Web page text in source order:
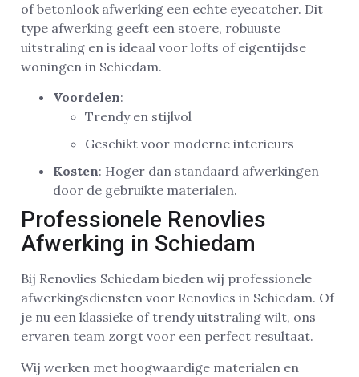
of betonlook afwerking een echte eyecatcher. Dit
type afwerking geeft een stoere, robuuste
uitstraling en is ideaal voor lofts of eigentijdse
woningen in Schiedam.
Voordelen:
Trendy en stijlvol
Geschikt voor moderne interieurs
Kosten: Hoger dan standaard afwerkingen
door de gebruikte materialen.
Professionele Renovlies
Afwerking in Schiedam
Bij Renovlies Schiedam bieden wij professionele
afwerkingsdiensten voor Renovlies in Schiedam. Of
je nu een klassieke of trendy uitstraling wilt, ons
ervaren team zorgt voor een perfect resultaat.
Wij werken met hoogwaardige materialen en